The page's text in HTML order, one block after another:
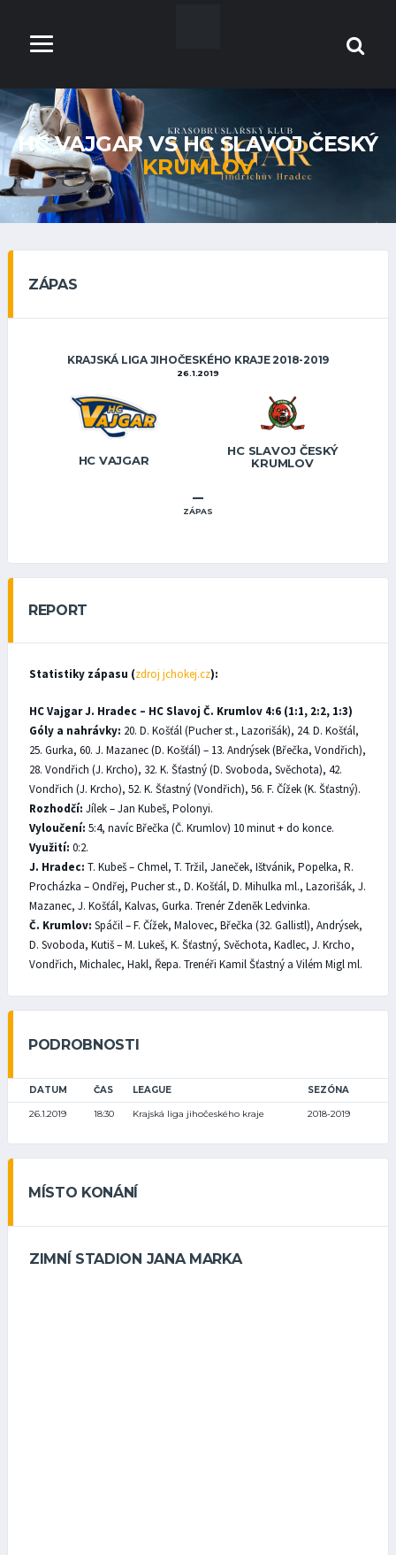
HC VAJGAR VS HC SLAVOJ ČESKÝ
KRUMLOV
ZÁPAS
KRAJSKÁ LIGA JIHOČESKÉHO KRAJE 2018-2019
26.1.2019
HC VAJGAR
HC SLAVOJ ČESKÝ
KRUMLOV
–
ZÁPAS
REPORT
Statistiky zápasu (zdroj jchokej.cz):
HC Vajgar J. Hradec – HC Slavoj Č. Krumlov 4:6 (1:1, 2:2, 1:3)
Góly a nahrávky: 20. D. Košťál (Pucher st., Lazorišák), 24. D. Košťál,
25. Gurka, 60. J. Mazanec (D. Košťál) – 13. Andrýsek (Břečka, Vondřich),
28. Vondřich (J. Krcho), 32. K. Šťastný (D. Svoboda, Svěchota), 42.
Vondřich (J. Krcho), 52. K. Šťastný (Vondřich), 56. F. Čížek (K. Šťastný).
Rozhodčí: Jílek – Jan Kubeš, Polonyi.
Vyloučení: 5:4, navíc Břečka (Č. Krumlov) 10 minut + do konce.
Využití: 0:2.
J. Hradec: T. Kubeš – Chmel, T. Tržil, Janeček, Ištvánik, Popelka, R.
Procházka – Ondřej, Pucher st., D. Košťál, D. Mihulka ml., Lazorišák, J.
Mazanec, J. Košťál, Kalvas, Gurka. Trenér Zdeněk Ledvinka.
Č. Krumlov: Spáčil – F. Čížek, Malovec, Břečka (32. Gallistl), Andrýsek,
D. Svoboda, Kutiš – M. Lukeš, K. Šťastný, Svěchota, Kadlec, J. Krcho,
Vondřich, Michalec, Hakl, Řepa. Trenéři Kamil Šťastný a Vilém Migl ml.
PODROBNOSTI
DATUM ČAS LEAGUE SEZÓNA
26.1.2019 18:30 Krajská liga jihočeského kraje 2018-2019
MÍSTO KONÁNÍ
ZIMNÍ STADION JANA MARKA